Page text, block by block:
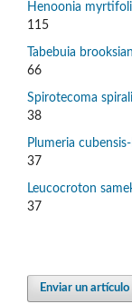
Henoonia
115
Tabebuia
66
Spirotecoma
38
Plumeria
37
Leucocroton
37
Enviar un artículo